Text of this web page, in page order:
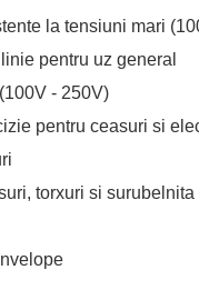
la tensiuni mari
pentru uz general
- 250V)
pentru ceasuri si
torxuri si